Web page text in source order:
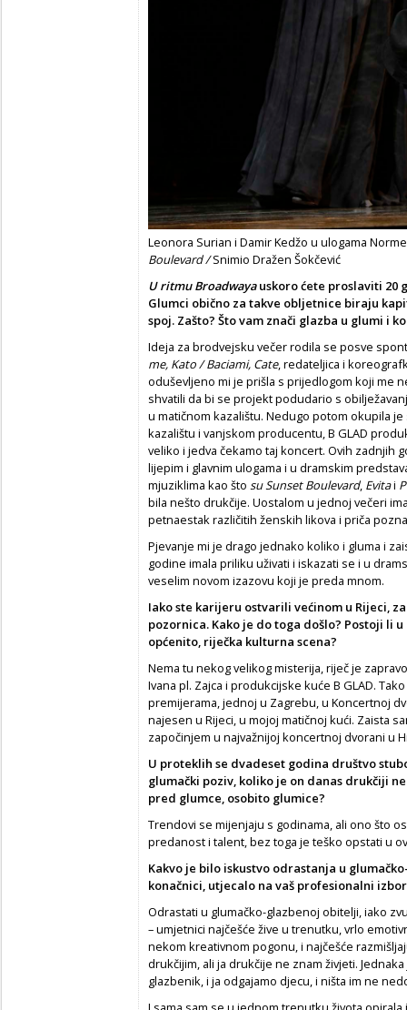
Leonora Surian i Damir Kedžo u ulogama
Boulevard /Snimio Dražen Šokčević
U ritmu Broadwayauskoro ćete proslaviti 20
Glumci obično za takve obljetnice biraju
spoj. Zašto? Što vam znači glazba u glumi i
Ideja za brodvejsku večer rodila se posve
me, Kato / Baciami, Cate, redateljica i
oduševljeno mi je prišla s prijedlogom koji me
shvatili da bi se projekt podudario s
u matičnom kazalištu. Nedugo potom okupila
kazalištu i vanjskom producentu, B GLAD
veliko i jedva čekamo taj koncert. Ovih zadnjih
lijepim i glavnim ulogama i u dramskim
mjuziklima kao što su Sunset Boulevard, Evitai
bila nešto drukčije. Uostalom u jednoj večeri
petnaestak različitih ženskih likova i priča
Pjevanje mi je drago jednako koliko i gluma i
godine imala priliku uživati i iskazati se i u
veselim novom izazovu koji je preda mnom.
Iako ste karijeru ostvarili većinom u Rijeci,
pozornica. Kako je do toga došlo? Postoji li
općenito, riječka kulturna scena?
Nema tu nekog velikog misterija, riječ je
Ivana pl. Zajca i produkcijske kuće B GLAD.
premijerama, jednoj u Zagrebu, u Koncertnoj
najesen u Rijeci, u mojoj matičnoj kući. Zaista
započinjem u najvažnijoj koncertnoj dvorani u
U proteklih se dvadeset godina društvo
glumački poziv, koliko je on danas drukčiji
pred glumce, osobito glumice?
Trendovi se mijenjaju s godinama, ali ono što
predanost i talent, bez toga je teško opstati u
Kakvo je bilo iskustvo odrastanja u
konačnici, utjecalo na vaš profesionalni
Odrastati u glumačko-glazbenoj obitelji, iako
– umjetnici najčešće žive u trenutku, vrlo
nekom kreativnom pogonu, i najčešće
drukčijim, ali ja drukčije ne znam živjeti.
glazbenik, i ja odgajamo djecu, i ništa im ne